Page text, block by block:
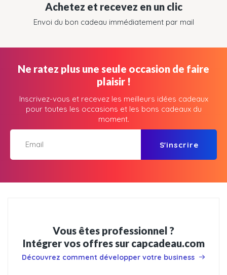
Achetez et recevez en un clic
Envoi du bon cadeau immédiatement par mail
Ne ratez plus une seule occasion de faire
plaisir !
Inscrivez-vous et recevez les meilleurs idées cadeaux
pour toutes les occasions et les bons cadeaux du
moment.
S'inscrire
Vous êtes professionnel ?
Intégrer vos offres sur capcadeau.com
Découvrez comment développer votre business